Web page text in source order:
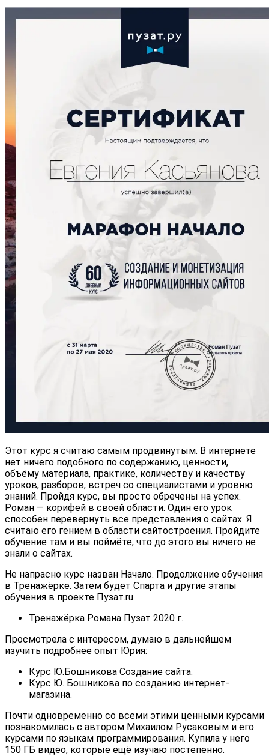
Этот курс я считаю самым продвинутым. В интернете
нет ничего подобного по содержанию, ценности,
объёму материала, практике, количеству и качеству
уроков, разборов, встреч со специалистами и уровню
знаний. Пройдя курс, вы просто обречены на успех.
Роман — корифей в своей области. Один его урок
способен перевернуть все представления о сайтах. Я
считаю его гением в области сайтостроения. Пройдите
обучение там и вы поймёте, что до этого вы ничего не
знали о сайтах.
Не напрасно курс назван Начало. Продолжение обучения
в Тренажёрке. Затем будет Спарта и другие этапы
обучения в проекте Пузат.ru.
Тренажёрка Романа Пузат 2020 г.
Просмотрела с интересом, думаю в дальнейшем
изучить подробнее опыт Юрия:
Курс Ю.Бошникова Создание сайта.
Курс Ю. Бошникова по созданию интернет-
магазина.
Почти одновременно со всеми этими ценными курсами
познакомилась с автором Михаилом Русаковым и его
курсами по языкам программирования. Купила у него
150 ГБ видео, которые ещё изучаю постепенно.